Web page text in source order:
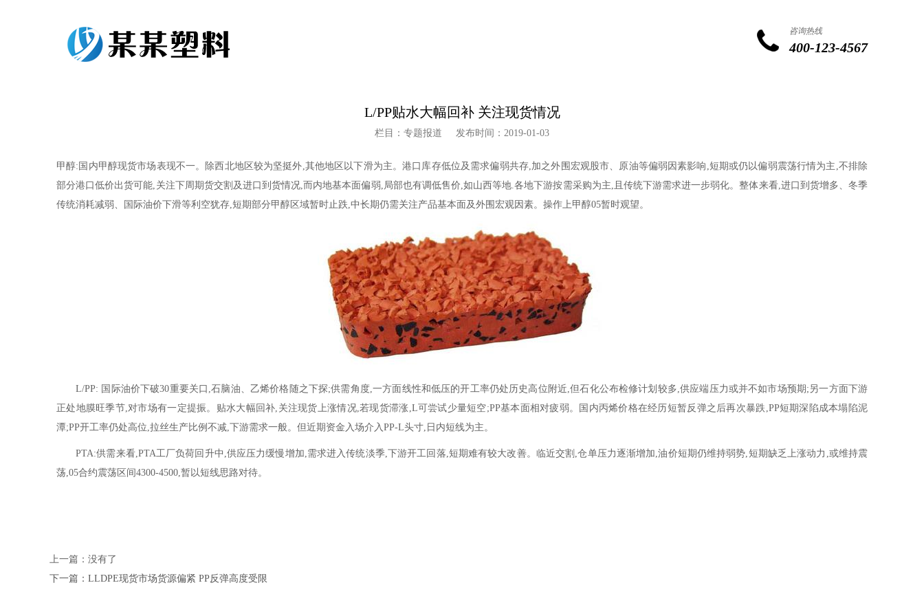
咨询热线
400-123-4567
L/PP贴水大幅回补 关注现货情况
栏目：专题报道 发布时间：2019-01-03
甲醇:国内甲醇现货市场表现不一。除西北地区较为坚挺外,其他地区以下滑为主。港口库存低位及需求偏弱共存,加之外围宏观股市、原油等偏弱因素影响,短期或仍以偏弱震荡行情为主,不排除
部分港口低价出货可能,关注下周期货交割及进口到货情况,而内地基本面偏弱,局部也有调低售价,如山西等地.各地下游按需采购为主,且传统下游需求进一步弱化。整体来看,进口到货增多、冬季
传统消耗减弱、国际油价下滑等利空犹存,短期部分甲醇区域暂时止跌,中长期仍需关注产品基本面及外围宏观因素。操作上甲醇05暂时观望。
L/PP: 国际油价下破30重要关口,石脑油、乙烯价格随之下探;供需角度,一方面线性和低压的开工率仍处历史高位附近,但石化公布检修计划较多,供应端压力或并不如市场预期;另一方面下游
正处地膜旺季节,对市场有一定提振。贴水大幅回补,关注现货上涨情况,若现货滞涨,L可尝试少量短空;PP基本面相对疲弱。国内丙烯价格在经历短暂反弹之后再次暴跌,PP短期深陷成本塌陷泥
潭;PP开工率仍处高位,拉丝生产比例不减,下游需求一般。但近期资金入场介入PP-L头寸,日内短线为主。
PTA:供需来看,PTA工厂负荷回升中,供应压力缓慢增加,需求进入传统淡季,下游开工回落,短期难有较大改善。临近交割,仓单压力逐渐增加,油价短期仍维持弱势,短期缺乏上涨动力,或维持震
荡,05合约震荡区间4300-4500,暂以短线思路对待。
上一篇：没有了
下一篇：LLDPE现货市场货源偏紧 PP反弹高度受限